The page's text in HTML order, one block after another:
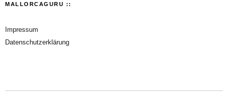
MALLORCAGURU ::
Impressum
Datenschutzerklärung